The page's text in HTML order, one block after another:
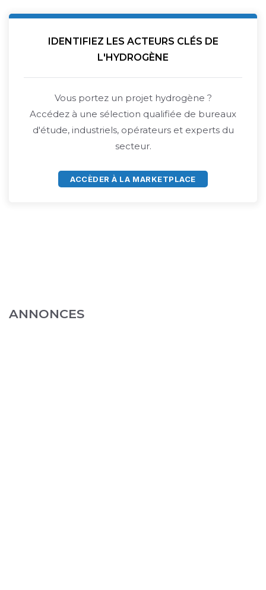
IDENTIFIEZ LES ACTEURS CLÉS DE
L'HYDROGÈNE
Vous portez un projet hydrogène ?
Accédez à une sélection qualifiée de bureaux
d'étude, industriels, opérateurs et experts du
secteur.
ACCÈDER À LA MARKETPLACE
ANNONCES